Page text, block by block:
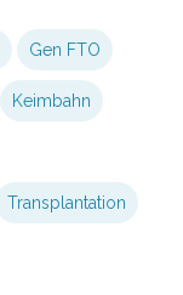
Gen FTO
Keimbahn
Transplantation